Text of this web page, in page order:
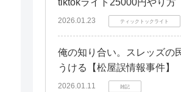
個人プラン、ファミリ
割プラン
料金プランの比較と選び
tiktokライト25000円やり方
2026.01.23 ティックトックライト
俺の知り合い。スレッズの
うける【松屋誤情報事件】
2026.01.11 雑記